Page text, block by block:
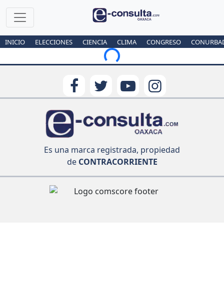
INICIO ELECCIONES CIENCIA CLIMA CONGRESO
Loading...
Es una marca registrada, propiedad
deCONTRACORRIENTE